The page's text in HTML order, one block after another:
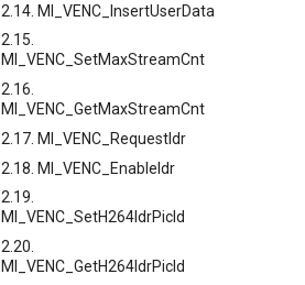
2.14. MI_VENC_InsertUserData
2.15.
MI_VENC_SetMaxStreamCnt
2.16.
MI_VENC_GetMaxStreamCnt
2.17. MI_VENC_RequestIdr
2.18. MI_VENC_EnableIdr
2.19.
MI_VENC_SetH264IdrPicId
2.20.
MI_VENC_GetH264IdrPicId